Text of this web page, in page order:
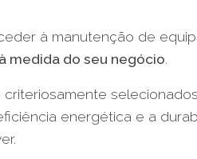
à manutenção de
à medida do seu negócio.
energética e a